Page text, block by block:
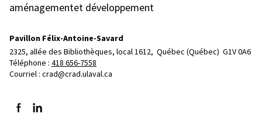
aménagementet développement
Pavillon Félix-Antoine-Savard
2325, allée des Bibliothèques, local 1612, Québec (Québec)  G1V 0A6
Téléphone : 418 656-7558
Courriel : crad@crad.ulaval.ca
Suivez-nous sur Facebook
Suivez-nous sur LinkedIn